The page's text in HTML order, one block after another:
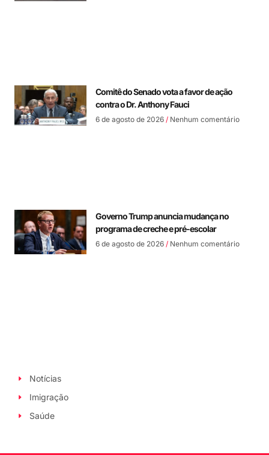
Comitê do Senado vota a favor de ação
contra o Dr. Anthony Fauci
6 de agosto de 2026 Nenhum comentário
Governo Trump anuncia mudança no
programa de creche e pré-escolar
6 de agosto de 2026 Nenhum comentário
Notícias
Imigração
Saúde